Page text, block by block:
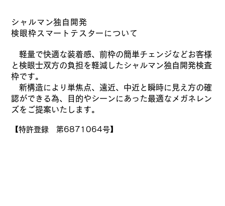
シャルマン独自開発
検眼枠​スマートテスターについて
軽量で快適な装着感、前枠の簡単チェンジなどお客様
と検眼士双方の負担を軽減したシャルマン独自開発検査
枠です。
新構造により単焦点、遠近、中近と瞬時に見え方の確
認ができる為、目的やシーンにあった最適なメガネレン
ズをご提案いたします。
【特許登録 第6871064号】